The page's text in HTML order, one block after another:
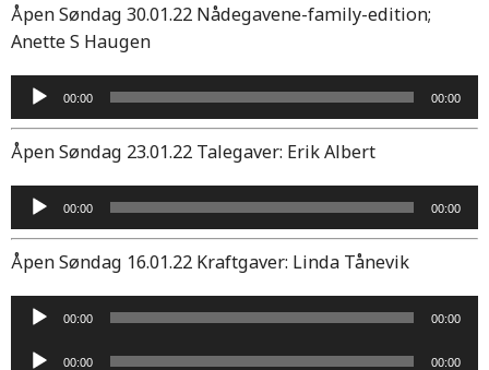
Åpen Søndag 30.01.22 Nådegavene-family-edition;
Anette S Haugen
Lydavspiller
00:00 00:00
Åpen Søndag 23.01.22 Talegaver: Erik Albert
Lydavspiller
00:00 00:00
Åpen Søndag 16.01.22 Kraftgaver: Linda Tånevik
Lydavspiller
00:00 00:00
Lydavspiller
00:00 00:00